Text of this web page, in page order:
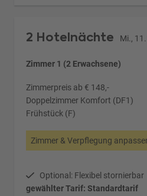
2 Hotelnächte Mi.,
Zimmer 1 (2 Erwachsene)
Zimmerpreis ab € 148,-
Doppelzimmer Komfort (DF1)
Frühstück (F)
Zimmer & Verpflegung
Optional: Flexibel stornierbar
gewählter Tarif: Standardtarif